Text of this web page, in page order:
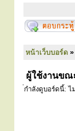
หน้าเว็บบอร์ด »
ผู้ใช้งานขณ
กำลังดูบอร์ดนี้: